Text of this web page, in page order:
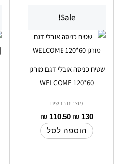
Sale!
שטיח כניסה אובלי דגם מורגן
60*120 WELCOME
מוצרים חדשים
₪130
₪ 110.50
הוספה לסל